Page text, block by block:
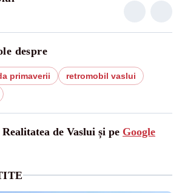
despre
primaverii
retromobil vaslui
de Vaslui și pe Google